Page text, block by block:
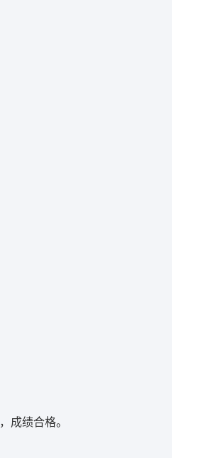
，成绩合格。